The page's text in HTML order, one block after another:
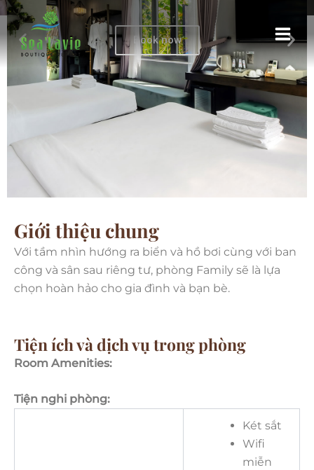
Nhảy
tới
nội
dung
Phòng Family
Book now
Giới thiệu chung
Với tầm nhìn hướng ra biển và hồ bơi cùng với ban
công và sân sau riêng tư, phòng Family sẽ là lựa
chọn hoàn hảo cho gia đình và bạn bè.
Tiện ích và dịch vụ trong phòng
Room Amenities:
Tiện nghi phòng:
Két sắt
Wifi
miễn